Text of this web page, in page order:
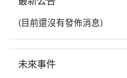
(目前還沒有發佈消息)
未來事件